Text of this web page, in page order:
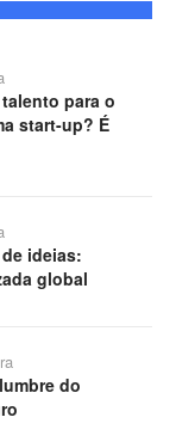
para o
start-up? É
ideias:
global
do